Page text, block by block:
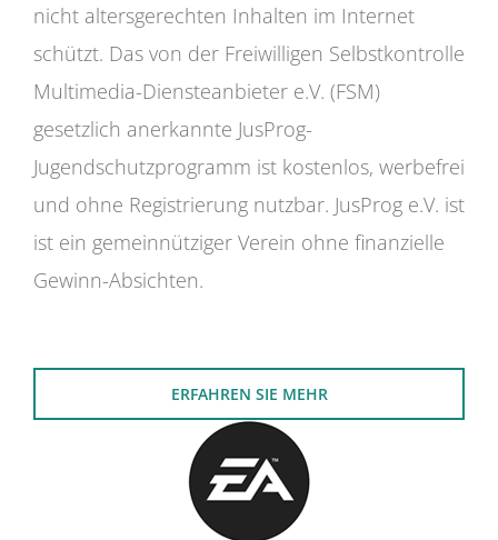
nicht altersgerechten Inhalten im Internet
schützt. Das von der Freiwilligen Selbstkontrolle
Multimedia-Diensteanbieter e.V. (FSM)
gesetzlich anerkannte JusProg-
Jugendschutzprogramm ist kostenlos, werbefrei
und ohne Registrierung nutzbar. JusProg e.V. ist
ist ein gemeinnütziger Verein ohne finanzielle
Gewinn-Absichten.
ERFAHREN SIE MEHR